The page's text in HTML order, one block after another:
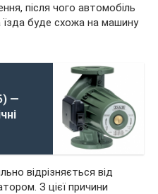
після чого автомобіль
буде схожа на машину
—
відрізняється від
З цієї причини